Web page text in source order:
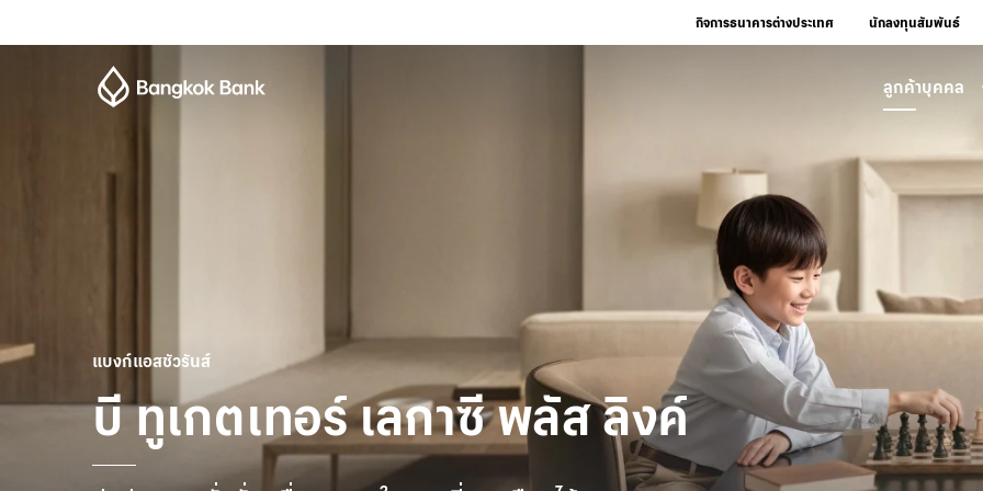
กิจการธนาคารต่างประเทศ นักลงทุนสัมพันธ์
ลูกค้าบุคคล
แบงก์แอสชัวรันส์
บี ทูเกตเทอร์ เลกาซี พลัส ลิงค์